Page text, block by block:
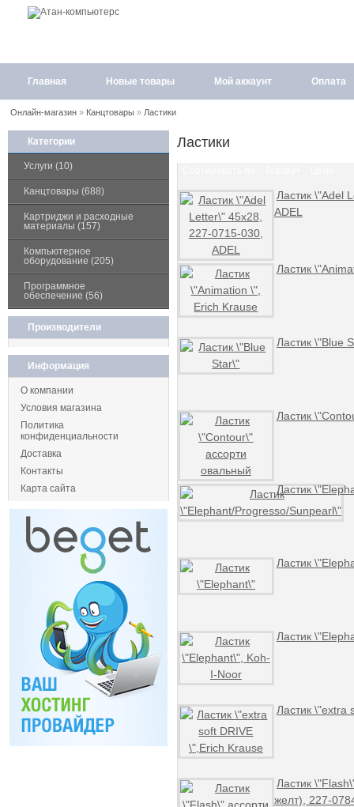
Главная Новые товары Мой аккаунт Оплата
Онлайн-магазин» Канцтовары» Ластики
Категории
Услуги (10)
Канцтовары (688)
Картриджи и расходные
материалы (157)
Компьютерное
оборудование (205)
Программное
обеспечение (56)
Производители
Информация
О компании
Условия магазина
Политика
конфиденциальности
Доставка
Контакты
Карта сайта
Ластики
Ластик \"Adel
ADEL
Ластик
Ластик \"Blue
Ластик
Ластик
Ластик
Ластик
Ластик \"extra
Ластик
желт), 227-